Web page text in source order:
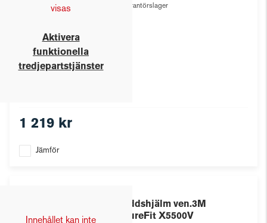
visas
Aktivera
funktionella
tredjepartstjänster
Leverantörslager
1 219 kr
Jämför
Innehållet kan inte
Skyddshjälm ven.3M
SecureFit X5500V